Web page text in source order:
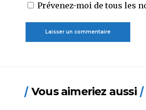
Prévenez-moi de tous les
Vous aimeriez aussi